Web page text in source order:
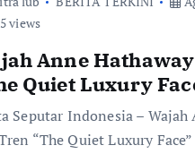
views
Anne
Quiet Luxury
Seputar Indonesia – Wajah
“The Quiet Luxury